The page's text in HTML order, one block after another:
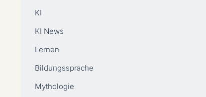
KI
KI News
Lernen
Bildungssprache
Mythologie